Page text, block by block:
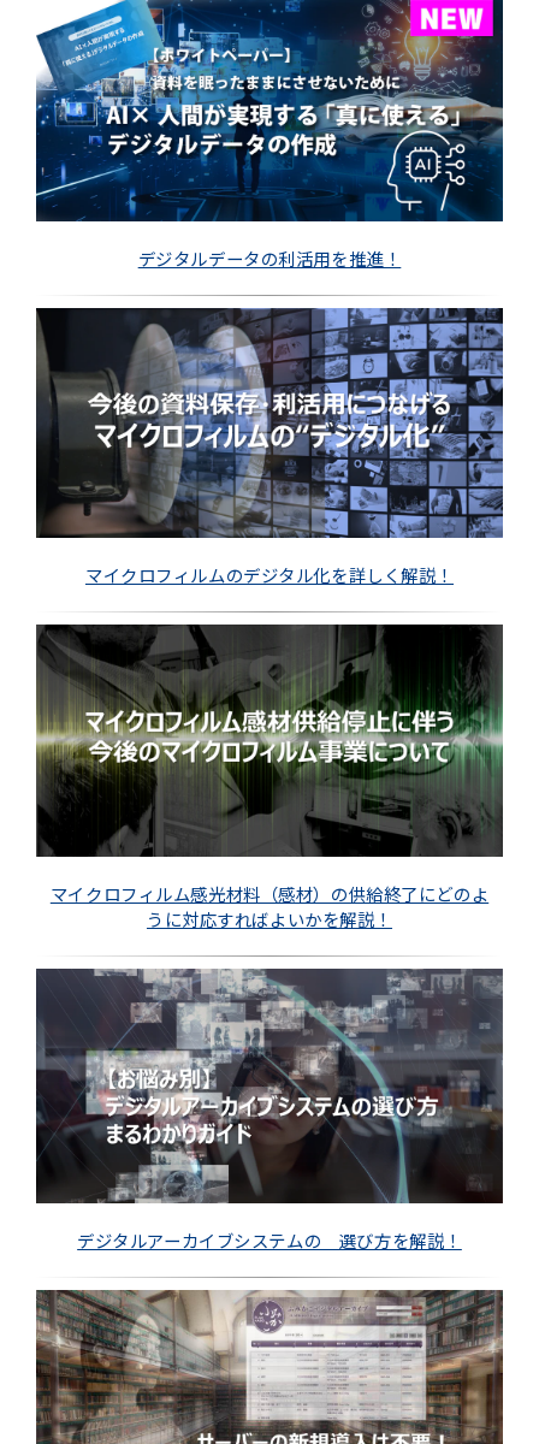
デジタルデータの利活用を推進！
マイクロフィルムのデジタル化を詳しく解説！
マイクロフィルム感光材料（感材）の供給終了にどのよ
うに対応すればよいかを解説！
デジタルアーカイブシステムの 選び方を解説！